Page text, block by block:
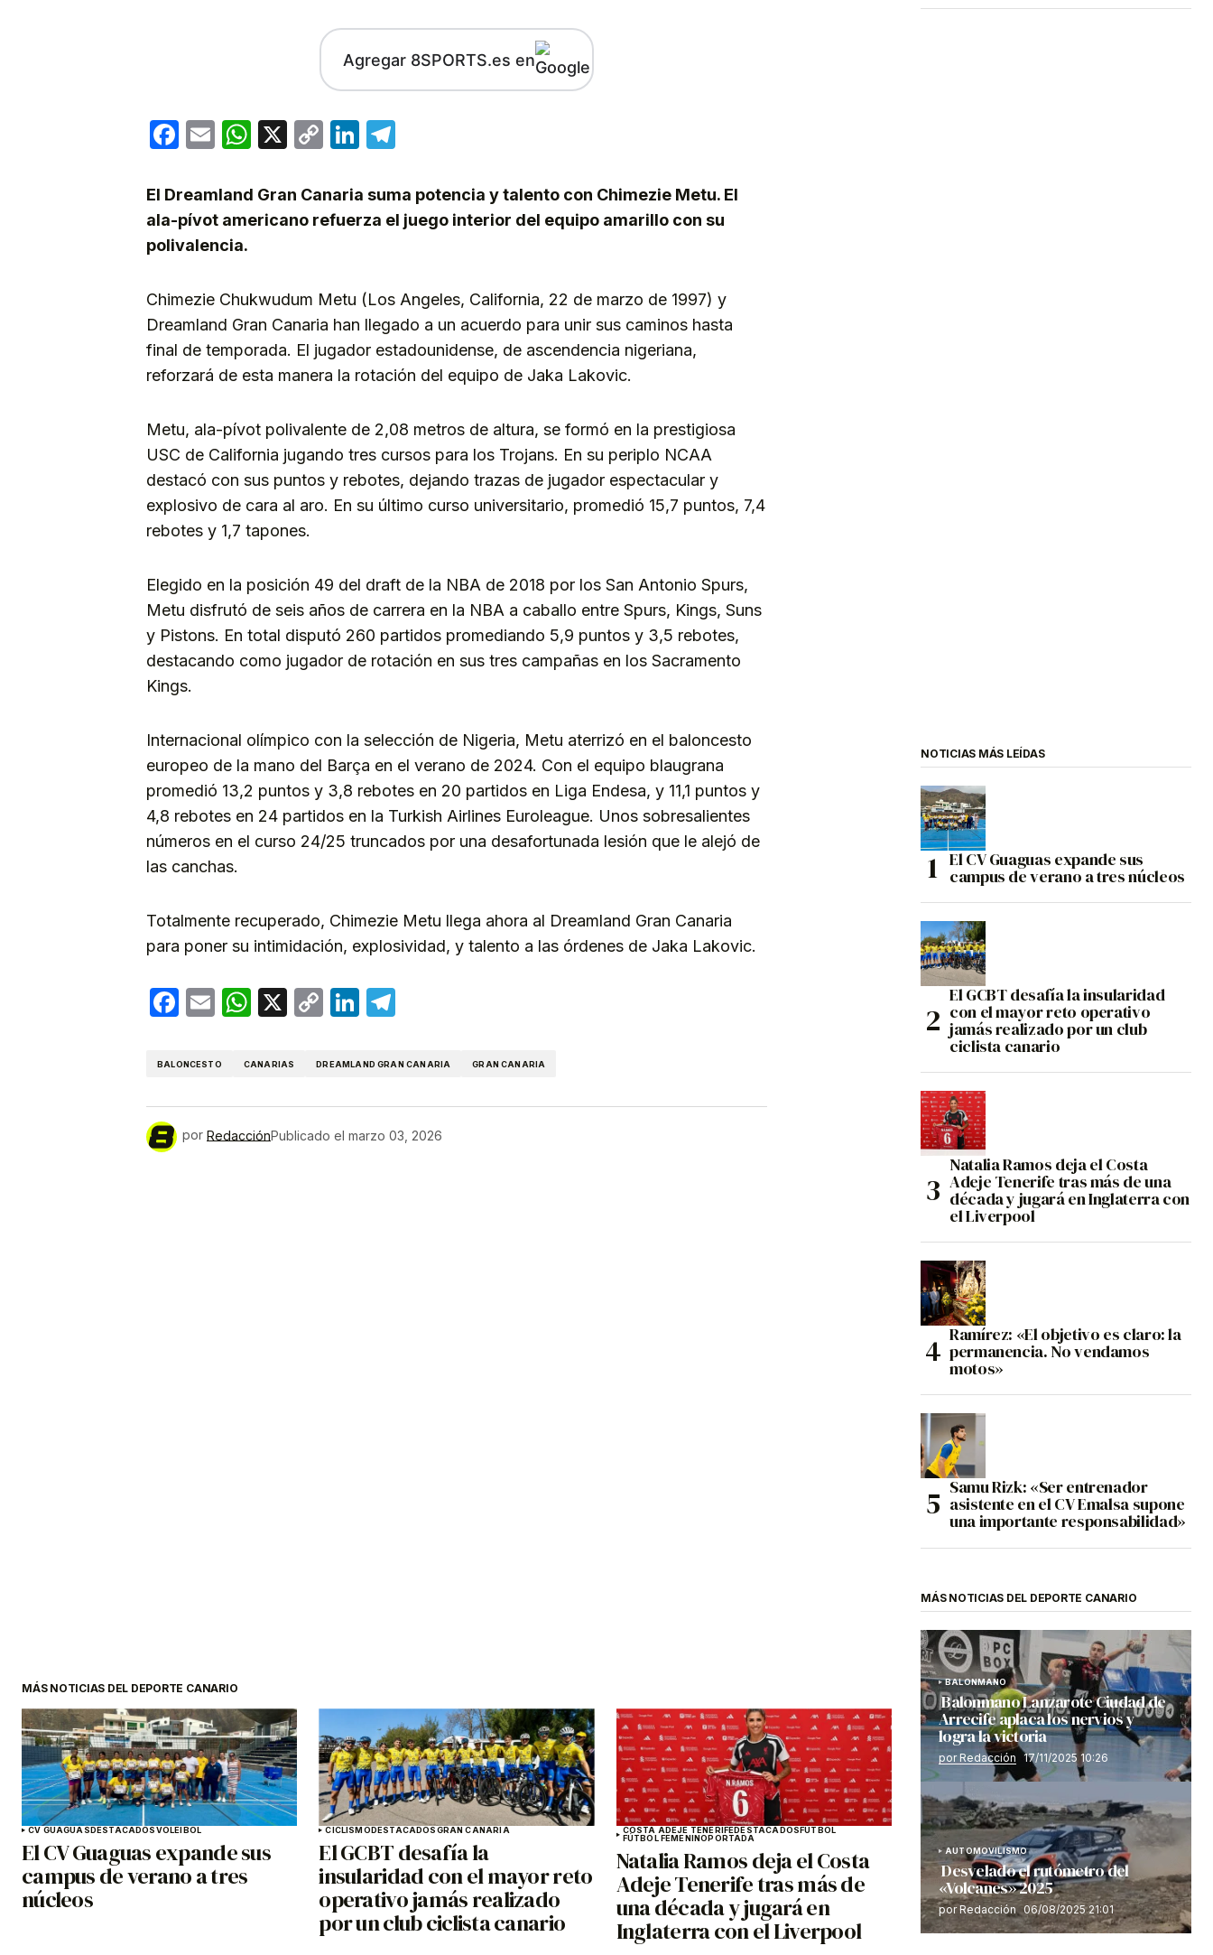
Agregar 8SPORTS.es en
Facebook
EmailWhatsApp
X
CopyLinkedIn
El Dreamland Gran Canaria suma potencia y talento con Chimezie Metu. El
ala-pívot americano refuerza el juego interior del equipo amarillo con su
polivalencia.
Chimezie Chukwudum Metu (Los Angeles, California, 22 de marzo de 1997) y
Dreamland Gran Canaria han llegado a un acuerdo para unir sus caminos hasta
final de temporada. El jugador estadounidense, de ascendencia nigeriana,
reforzará de esta manera la rotación del equipo de Jaka Lakovic.
Metu, ala-pívot polivalente de 2,08 metros de altura, se formó en la prestigiosa
USC de California jugando tres cursos para los Trojans. En su periplo NCAA
destacó con sus puntos y rebotes, dejando trazas de jugador espectacular y
explosivo de cara al aro. En su último curso universitario, promedió 15,7 puntos, 7,4
rebotes y 1,7 tapones.
Elegido en la posición 49 del draft de la NBA de 2018 por los San Antonio Spurs,
Metu disfrutó de seis años de carrera en la NBA a caballo entre Spurs, Kings, Suns
y Pistons. En total disputó 260 partidos promediando 5,9 puntos y 3,5 rebotes,
destacando como jugador de rotación en sus tres campañas en los Sacramento
Kings.
Internacional olímpico con la selección de Nigeria, Metu aterrizó en el baloncesto
europeo de la mano del Barça en el verano de 2024. Con el equipo blaugrana
promedió 13,2 puntos y 3,8 rebotes en 20 partidos en Liga Endesa, y 11,1 puntos y
4,8 rebotes en 24 partidos en la Turkish Airlines Euroleague. Unos sobresalientes
números en el curso 24/25 truncados por una desafortunada lesión que le alejó de
las canchas.
Totalmente recuperado, Chimezie Metu llega ahora al Dreamland Gran Canaria
para poner su intimidación, explosividad, y talento a las órdenes de Jaka Lakovic.
Facebook
EmailWhatsApp
X
CopyLinkedIn
BALONCESTO CANARIAS DREAMLAND GRAN CANARIA GRAN CANARIA
por RedacciónPublicado el marzo 03, 2026
MÁS NOTICIAS DEL DEPORTE CANARIO
CV GUAGUASDESTACADOSVOLEIBOL
El CV Guaguas expande sus
campus de verano a tres
núcleos
CICLISMODESTACADOSGRAN CANARIA
El GCBT desafía la
insularidad con el mayor reto
operativo jamás realizado
por un club ciclista canario
COSTA ADEJE TENERIFEDESTACADOSFÚTBOL
FÚTBOL FEMENINOPORTADA
Natalia Ramos deja el Costa
Adeje Tenerife tras más de
una década y jugará en
Inglaterra con el Liverpool
NOTICIAS MÁS LEÍDAS
El CV Guaguas expande sus
campus de verano a tres núcleos
El GCBT desafía la insularidad
con el mayor reto operativo
jamás realizado por un club
ciclista canario
Natalia Ramos deja el Costa
Adeje Tenerife tras más de una
década y jugará en Inglaterra con
el Liverpool
Ramírez: «El objetivo es claro: la
permanencia. No vendamos
motos»
Samu Rizk: «Ser entrenador
asistente en el CV Emalsa supone
una importante responsabilidad»
MÁS NOTICIAS DEL DEPORTE CANARIO
BALONMANO
Balonmano Lanzarote Ciudad de
Arrecife aplaca los nervios y
logra la victoria
por Redacción 17/11/2025 10:26
AUTOMOVILISMO
Desvelado el rutómetro del
«Volcanes» 2025
por Redacción 06/08/2025 21:01